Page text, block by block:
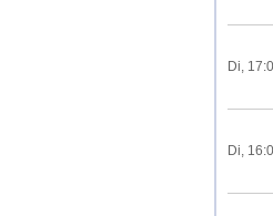
Di,
Di,